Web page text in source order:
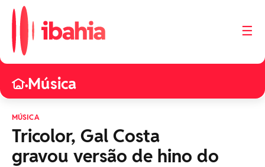
☰
•Música
MÚSICA
Tricolor, Gal Costa
gravou versão de hino do